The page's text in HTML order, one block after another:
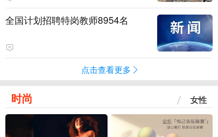
全国计划招聘特岗教师8954名
点击查看更多
时尚 女性